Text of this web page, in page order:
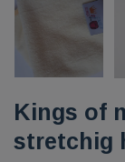
Kings of
stretchig